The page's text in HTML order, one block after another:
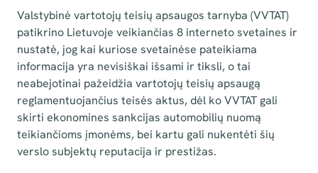
Valstybinė vartotojų teisių apsaugos tarnyba (VVTAT)
patikrino Lietuvoje veikiančias 8 interneto svetaines ir
nustatė, jog kai kuriose svetainėse pateikiama
informacija yra nevisiškai išsami ir tiksli, o tai
neabejotinai pažeidžia vartotojų teisių apsaugą
reglamentuojančius teisės aktus, dėl ko VVTAT gali
skirti ekonomines sankcijas automobilių nuomą
teikiančioms įmonėms, bei kartu gali nukentėti šių
verslo subjektų reputacija ir prestižas.